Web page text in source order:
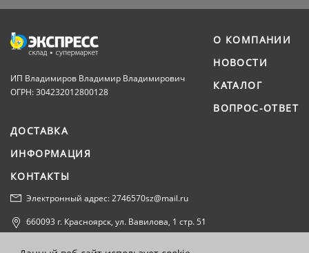
ИП Владимиров Владимир Владимирович
ОГРН: 304232012800128
О КОМПАНИИ
НОВОСТИ
КАТАЛОГ
ВОПРОС-ОТВЕТ
ДОСТАВКА
ИНФОРМАЦИЯ
КОНТАКТЫ
Электронный адрес: 2746570sz@mail.ru
660093 г. Красноярск, ул. Вавилова, 1 стр. 51